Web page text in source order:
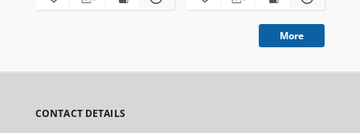
More
CONTACT DETAILS